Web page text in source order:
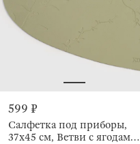
599 ₽
Салфетка под приборы,
37x45 см, Ветви с ягодами,